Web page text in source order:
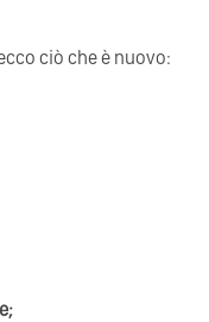
ciò che è nuovo: